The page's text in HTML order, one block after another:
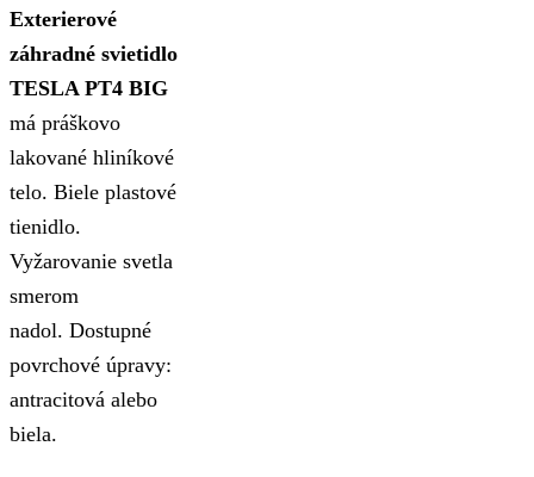
Exterierové
záhradné svietidlo
TESLA PT4 BIG
má práškovo
lakované hliníkové
telo. Biele plastové
tienidlo.
Vyžarovanie svetla
smerom
nadol. Dostupné
povrchové úpravy:
antracitová alebo
biela.